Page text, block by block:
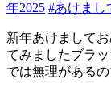
年2025 #あけまし
新年あけまして
てみましたブラ
では無理がある